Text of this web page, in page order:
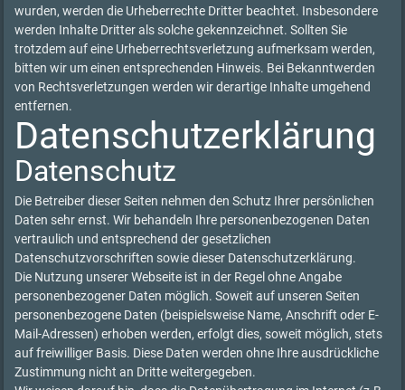
wurden, werden die Urheberrechte Dritter beachtet. Insbesondere
werden Inhalte Dritter als solche gekennzeichnet. Sollten Sie
trotzdem auf eine Urheberrechtsverletzung aufmerksam werden,
bitten wir um einen entsprechenden Hinweis. Bei Bekanntwerden
von Rechtsverletzungen werden wir derartige Inhalte umgehend
entfernen.
Datenschutzerklärung
Datenschutz
Die Betreiber dieser Seiten nehmen den Schutz Ihrer persönlichen
Daten sehr ernst. Wir behandeln Ihre personenbezogenen Daten
vertraulich und entsprechend der gesetzlichen
Datenschutzvorschriften sowie dieser Datenschutzerklärung.
Die Nutzung unserer Webseite ist in der Regel ohne Angabe
personenbezogener Daten möglich. Soweit auf unseren Seiten
personenbezogene Daten (beispielsweise Name, Anschrift oder E-
Mail-Adressen) erhoben werden, erfolgt dies, soweit möglich, stets
auf freiwilliger Basis. Diese Daten werden ohne Ihre ausdrückliche
Zustimmung nicht an Dritte weitergegeben.